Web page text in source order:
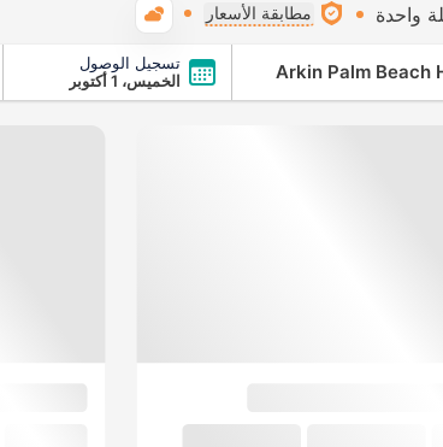
واحدة مطابقة الأسعار
Arkin Palm Beach
تسجيل الوصول
الخميس، 1 أكتوبر